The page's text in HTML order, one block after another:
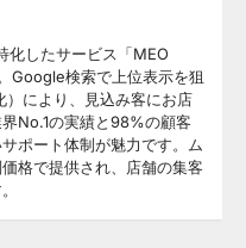
化したサービス「MEO
Google検索で上位表示を狙
）により、見込み客にお店
No.1の実績と98%の顧客
ポート体制が魅力です。ム
格で提供され、店舗の集客